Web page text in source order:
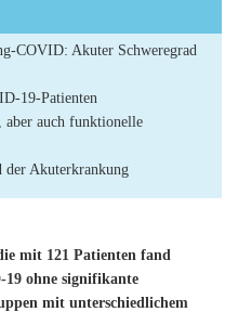
COVID: Akuter Schweregrad
19-Patienten
auch funktionelle
der Akuterkrankung
mit 121 Patienten fand
19 ohne signifikante
mit unterschiedlichem